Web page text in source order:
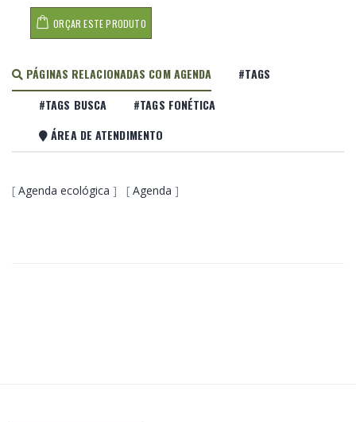
ORÇAR ESTE PRODUTO
PÁGINAS RELACIONADAS COM AGENDA
#TAGS
#TAGS BUSCA
#TAGS FONÉTICA
ÁREA DE ATENDIMENTO
[ Agenda ecológica ] [ Agenda ]